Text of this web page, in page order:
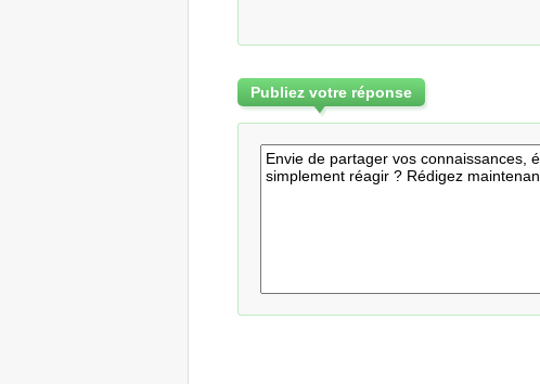
Publiez votre réponse